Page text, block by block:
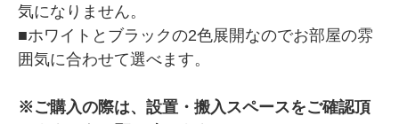
気になりません。
■ホワイトとブラックの2色展開なのでお部屋の雰
囲気に合わせて選べます。
※ご購入の際は、設置・搬入スペースをご確認頂